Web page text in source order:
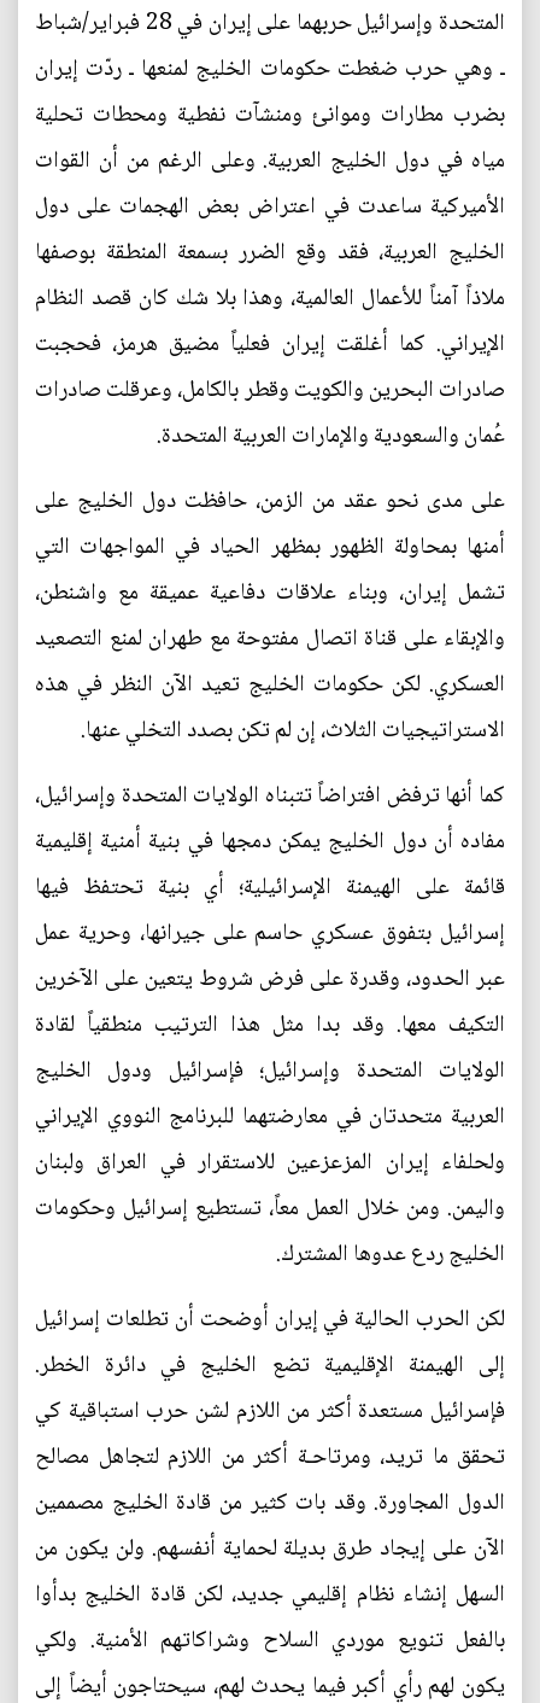
المتحدة وإسرائيل حربهما على إيران في 28 فبراير/شباط
ـ وهي حرب ضغطت حكومات الخليج لمنعها ـ ردّت إيران
بضرب مطارات وموانئ ومنشآت نفطية ومحطات تحلية
مياه في دول الخليج العربية. وعلى الرغم من أن القوات
الأميركية ساعدت في اعتراض بعض الهجمات على دول
الخليج العربية، فقد وقع الضرر بسمعة المنطقة بوصفها
ملاذاً آمناً للأعمال العالمية، وهذا بلا شك كان قصد النظام
الإيراني. كما أغلقت إيران فعلياً مضيق هرمز، فحجبت
صادرات البحرين والكويت وقطر بالكامل، وعرقلت صادرات
عُمان والسعودية والإمارات العربية المتحدة.
على مدى نحو عقد من الزمن، حافظت دول الخليج على
أمنها بمحاولة الظهور بمظهر الحياد في المواجهات التي
تشمل إيران، وبناء علاقات دفاعية عميقة مع واشنطن،
والإبقاء على قناة اتصال مفتوحة مع طهران لمنع التصعيد
العسكري. لكن حكومات الخليج تعيد الآن النظر في هذه
الاستراتيجيات الثلاث، إن لم تكن بصدد التخلي عنها.
كما أنها ترفض افتراضاً تتبناه الولايات المتحدة وإسرائيل،
مفاده أن دول الخليج يمكن دمجها في بنية أمنية إقليمية
قائمة على الهيمنة الإسرائيلية؛ أي بنية تحتفظ فيها
إسرائيل بتفوق عسكري حاسم على جيرانها، وحرية عمل
عبر الحدود، وقدرة على فرض شروط يتعين على الآخرين
التكيف معها. وقد بدا مثل هذا الترتيب منطقياً لقادة
الولايات المتحدة وإسرائيل؛ فإسرائيل ودول الخليج
العربية متحدتان في معارضتهما للبرنامج النووي الإيراني
ولحلفاء إيران المزعزعين للاستقرار في العراق ولبنان
واليمن. ومن خلال العمل معاً، تستطيع إسرائيل وحكومات
الخليج ردع عدوها المشترك.
لكن الحرب الحالية في إيران أوضحت أن تطلعات إسرائيل
إلى الهيمنة الإقليمية تضع الخليج في دائرة الخطر.
فإسرائيل مستعدة أكثر من اللازم لشن حرب استباقية كي
تحقق ما تريد، ومرتاحـة أكثر من اللازم لتجاهل مصالح
الدول المجاورة. وقد بات كثير من قادة الخليج مصممين
الآن على إيجاد طرق بديلة لحماية أنفسهم. ولن يكون من
السهل إنشاء نظام إقليمي جديد، لكن قادة الخليج بدأوا
بالفعل تنويع موردي السلاح وشراكاتهم الأمنية. ولكي
يكون لهم رأي أكبر فيما يحدث لهم، سيحتاجون أيضاً إلى